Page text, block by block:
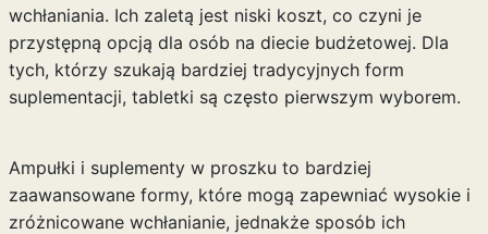
wchłaniania. Ich zaletą jest niski koszt, co czyni je
przystępną opcją dla osób na diecie budżetowej. Dla
tych, którzy szukają bardziej tradycyjnych form
suplementacji, tabletki są często pierwszym wyborem.
Ampułki i suplementy w proszku to bardziej
zaawansowane formy, które mogą zapewniać wysokie i
zróżnicowane wchłanianie, jednakże sposób ich